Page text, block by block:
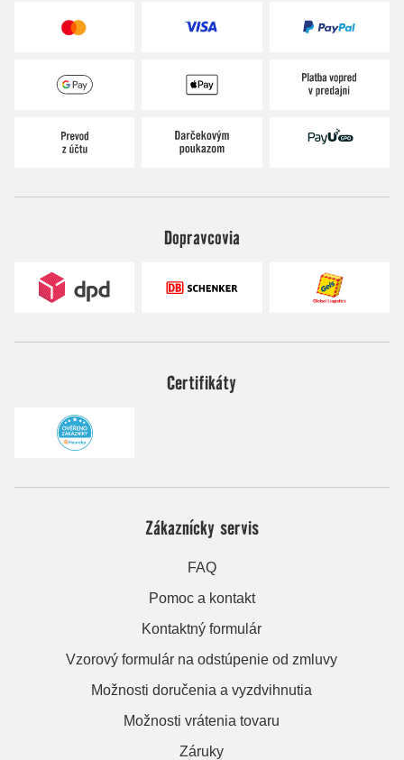
Dopravcovia
Certifikáty
Zákaznícky servis
FAQ
Pomoc a kontakt
Kontaktný formulár
Vzorový formulár na odstúpenie od zmluvy
Možnosti doručenia a vyzdvihnutia
Možnosti vrátenia tovaru
Záruky